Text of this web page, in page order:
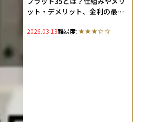
ット・デメリット、金利の最新
2026.03.13難易度: